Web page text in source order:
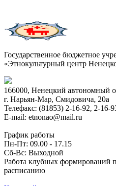
Государственное бюджетное
«Этнокультурный центр
166000, Ненецкий автономный
г. Нарьян-Мар, Смидовича, 20а
Телефакс: (81853) 2-16-92, 2-16-
E-mail: etnonao@mail.ru
График работы
Пн-Пт: 09.00 - 17.15
Сб-Вс: Выходной
Работа клубных формирований
расписанию